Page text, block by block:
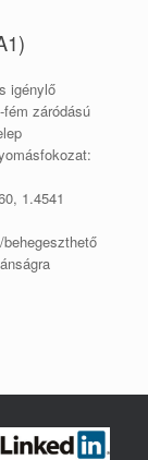
igénylő
záródású
1.4541